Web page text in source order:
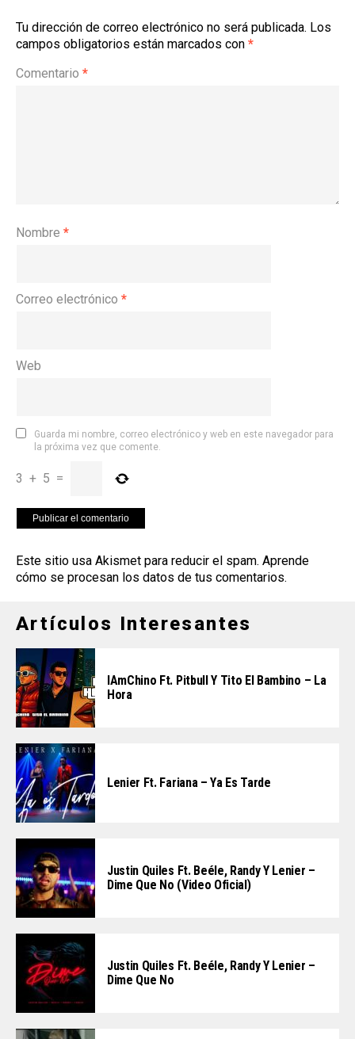
Tu dirección de correo electrónico no será publicada. Los
campos obligatorios están marcados con *
Comentario *
Nombre *
Correo electrónico *
Web
Guarda mi nombre, correo electrónico y web en este navegador para
la próxima vez que comente.
3 + 5 =
Este sitio usa Akismet para reducir el spam. Aprende
cómo se procesan los datos de tus comentarios.
Artículos Interesantes
IAmChino Ft. Pitbull Y Tito El Bambino – La
Hora
Lenier Ft. Fariana – Ya Es Tarde
Justin Quiles Ft. Beéle, Randy Y Lenier –
Dime Que No (Video Oficial)
Justin Quiles Ft. Beéle, Randy Y Lenier –
Dime Que No